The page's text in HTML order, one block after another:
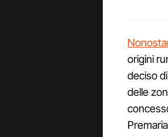
origini
deciso
delle